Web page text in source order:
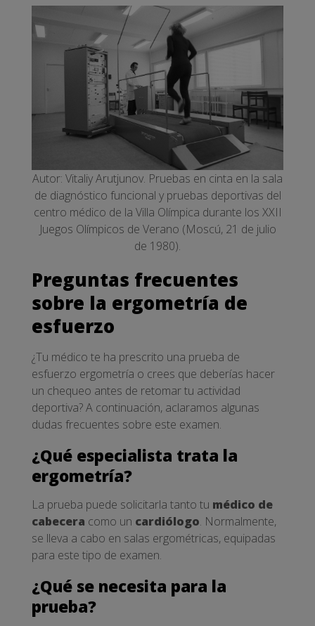
Autor: Vitaliy Arutjunov. Pruebas en cinta en la sala
de diagnóstico funcional y pruebas deportivas del
centro médico de la Villa Olímpica durante los XXII
Juegos Olímpicos de Verano (Moscú, 21 de julio
de 1980).
Preguntas frecuentes
sobre la ergometría de
esfuerzo
¿Tu médico te ha prescrito una prueba de
esfuerzo ergometría o crees que deberías hacer
un chequeo antes de retomar tu actividad
deportiva? A continuación, aclaramos algunas
dudas frecuentes sobre este examen.
¿Qué especialista trata la
ergometría?
La prueba puede solicitarla tanto tu médico de
cabecera como un cardiólogo. Normalmente,
se lleva a cabo en salas ergométricas, equipadas
para este tipo de examen.
¿Qué se necesita para la
prueba?